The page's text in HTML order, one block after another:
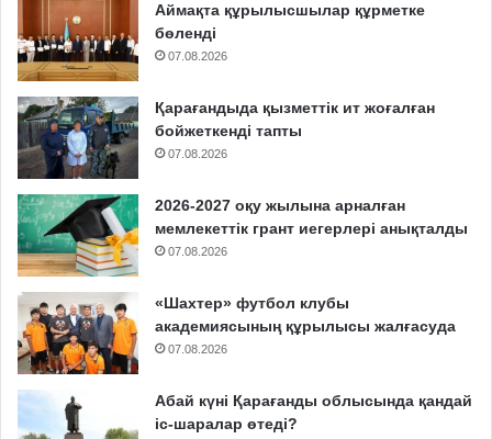
Аймақта құрылысшылар құрметке
бөленді
07.08.2026
Қарағандыда қызметтік ит жоғалған
бойжеткенді тапты
07.08.2026
2026-2027 оқу жылына арналған
мемлекеттік грант иегерлері анықталды
07.08.2026
«Шахтер» футбол клубы
академиясының құрылысы жалғасуда
07.08.2026
Абай күні Қарағанды облысында қандай
іс-шаралар өтеді?